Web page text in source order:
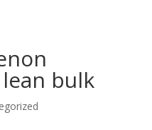
bulk